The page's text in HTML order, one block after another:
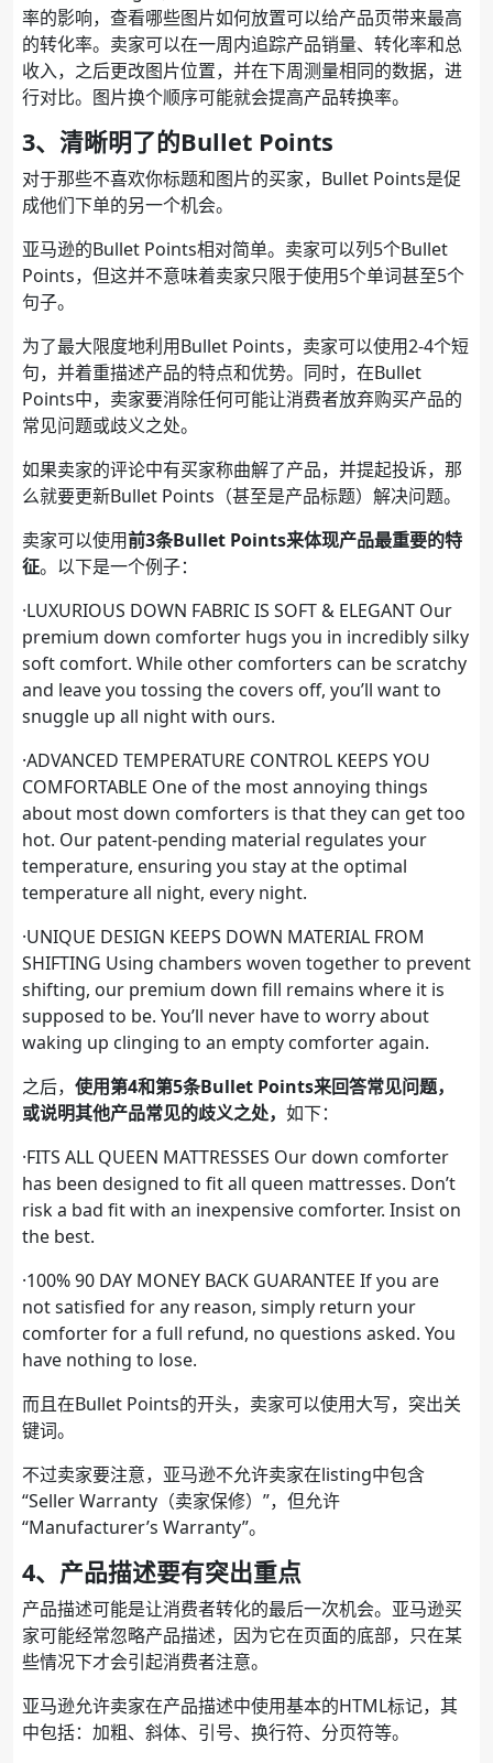
率的影响，查看哪些图片如何放置可以给产品页带来最高
的转化率。卖家可以在一周内追踪产品销量、转化率和总
收入，之后更改图片位置，并在下周测量相同的数据，进
行对比。图片换个顺序可能就会提高产品转换率。
3、清晰明了的Bullet Points
对于那些不喜欢你标题和图片的买家，Bullet Points是促
成他们下单的另一个机会。
亚马逊的Bullet Points相对简单。卖家可以列5个Bullet
Points，但这并不意味着卖家只限于使用5个单词甚至5个
句子。
为了最大限度地利用Bullet Points，卖家可以使用2-4个短
句，并着重描述产品的特点和优势。同时，在Bullet
Points中，卖家要消除任何可能让消费者放弃购买产品的
常见问题或歧义之处。
如果卖家的评论中有买家称曲解了产品，并提起投诉，那
么就要更新Bullet Points（甚至是产品标题）解决问题。
卖家可以使用前3条Bullet Points来体现产品最重要的特
征。以下是一个例子：
·LUXURIOUS DOWN FABRIC IS SOFT & ELEGANT Our
premium down comforter hugs you in incredibly silky
soft comfort. While other comforters can be scratchy
and leave you tossing the covers off, you’ll want to
snuggle up all night with ours.
·ADVANCED TEMPERATURE CONTROL KEEPS YOU
COMFORTABLE One of the most annoying things
about most down comforters is that they can get too
hot. Our patent-pending material regulates your
temperature, ensuring you stay at the optimal
temperature all night, every night.
·UNIQUE DESIGN KEEPS DOWN MATERIAL FROM
SHIFTING Using chambers woven together to prevent
shifting, our premium down fill remains where it is
supposed to be. You’ll never have to worry about
waking up clinging to an empty comforter again.
之后， 使用第4和第5条Bullet Points来回答常见问题，
或说明其他产品常见的歧义之处， 如下：
·FITS ALL QUEEN MATTRESSES Our down comforter
has been designed to fit all queen mattresses. Don’t
risk a bad fit with an inexpensive comforter. Insist on
the best.
·100% 90 DAY MONEY BACK GUARANTEE If you are
not satisfied for any reason, simply return your
comforter for a full refund, no questions asked. You
have nothing to lose.
而且在Bullet Points的开头，卖家可以使用大写，突出关
键词。
不过卖家要注意，亚马逊不允许卖家在listing中包含
“Seller Warranty（卖家保修）”，但允许
“Manufacturer’s Warranty”。
4、产品描述要有突出重点
产品描述可能是让消费者转化的最后一次机会。亚马逊买
家可能经常忽略产品描述，因为它在页面的底部，只在某
些情况下才会引起消费者注意。
亚马逊允许卖家在产品描述中使用基本的HTML标记，其
中包括：加粗、斜体、引号、换行符、分页符等。